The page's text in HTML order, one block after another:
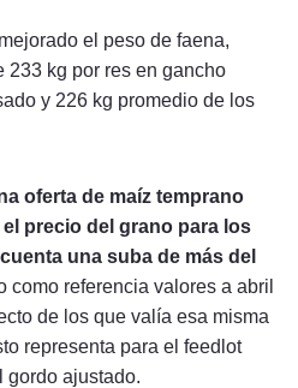
el peso de faena,
233 kg por res en gancho
y 226 kg promedio de los
oferta de maíz temprano
precio del grano para los
una suba de más del
como referencia valores a abril
de los que valía esa misma
representa para el feedlot
gordo ajustado.